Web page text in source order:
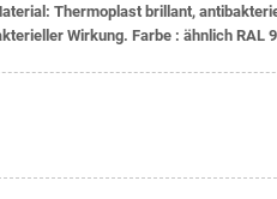
Thermoplast brillant,
Wirkung. Farbe : ähnlich RAL